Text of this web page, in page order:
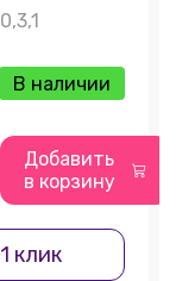
В наличии
Добавить
в корзину
клик